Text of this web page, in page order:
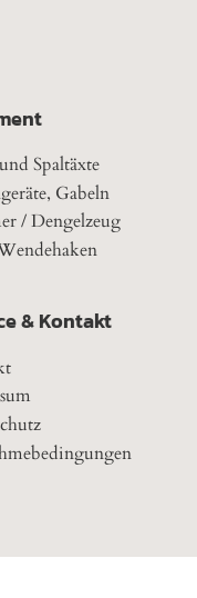
Spaltäxte
Gabeln
/ Dengelzeug
& Kontakt